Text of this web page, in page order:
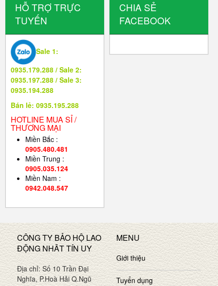
HỖ TRỢ TRỰC
TUYẾN
Sale 1:
0935.179.288 / Sale 2:
0935.197.288 / Sale 3:
0935.194.288
Bán lẻ: 0935.195.288
HOTLINE MUA SỈ /
THƯƠNG MẠI
Miền Bắc :
0905.480.481
Miền Trung :
0905.035.124
Miền Nam :
0942.048.547
CHIA SẺ
FACEBOOK
CÔNG TY BẢO HỘ LAO
ĐỘNG NHÂT TÍN UY
Địa chỉ: Số 10 Trần Đại
Nghĩa, P.Hoà Hải Q.Ngũ
MENU
Giới thiệu
Tuyển dụng